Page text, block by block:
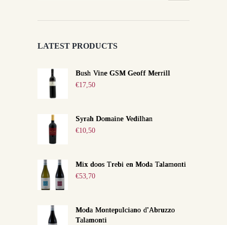
LATEST PRODUCTS
Bush Vine GSM Geoff Merrill
€17,50
Syrah Domaine Vedilhan
€10,50
Mix doos Trebi en Moda Talamonti
€53,70
Moda Montepulciano d'Abruzzo
Talamonti